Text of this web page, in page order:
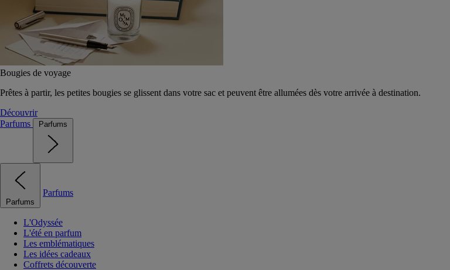
Bougies de voyage
Prêtes à partir, les petites bougies se glissent dans votre sac et peuvent être allumées dès votre arrivée à destination.
Découvrir
Parfums
Parfums
Parfums
Parfums
L'Odyssée
L'été en parfum
Les emblématiques
Les idées cadeaux
Coffrets découverte